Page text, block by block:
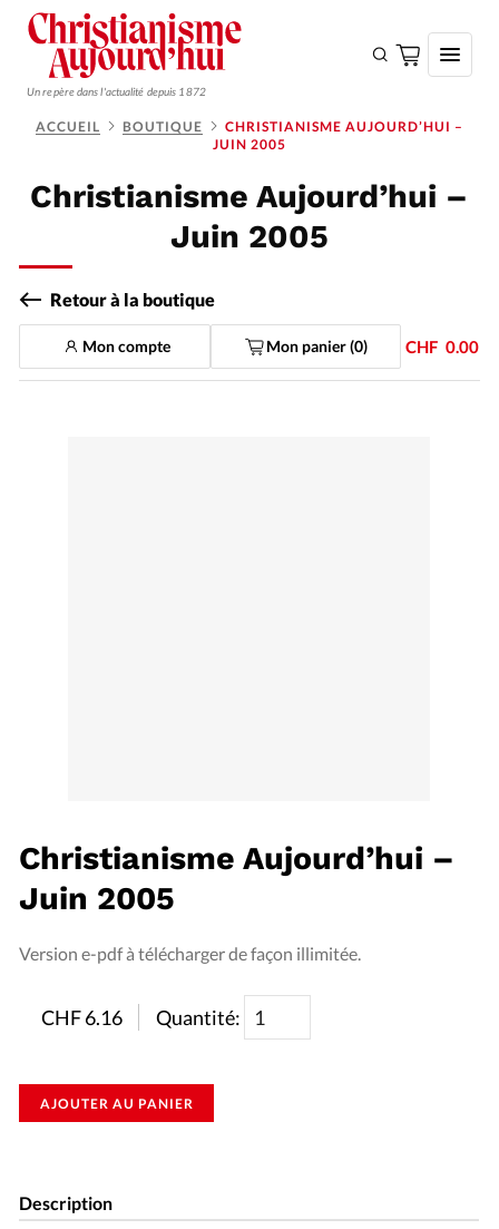
Un repère dans l'actualité depuis 1872
S'ABONNER
Monde
Tous les articles
Faire un don
ACCUEIL BOUTIQUE
CHRISTIANISME AUJOURD’HUI –
JUIN 2005
Christianisme Aujourd’hui –
Juin 2005
Retour à la boutique
Mon compte Mon panier (0) CHF 0.00
Christianisme Aujourd’hui –
Juin 2005
Version e-pdf à télécharger de façon illimitée.
CHF6.16 Quantité:
AJOUTER AU PANIER
Description